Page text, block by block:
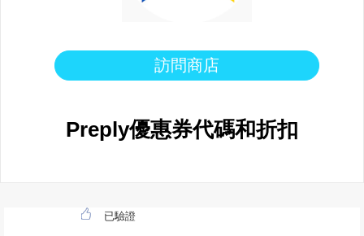
訪問商店
Preply優惠券代碼和折扣
已驗證